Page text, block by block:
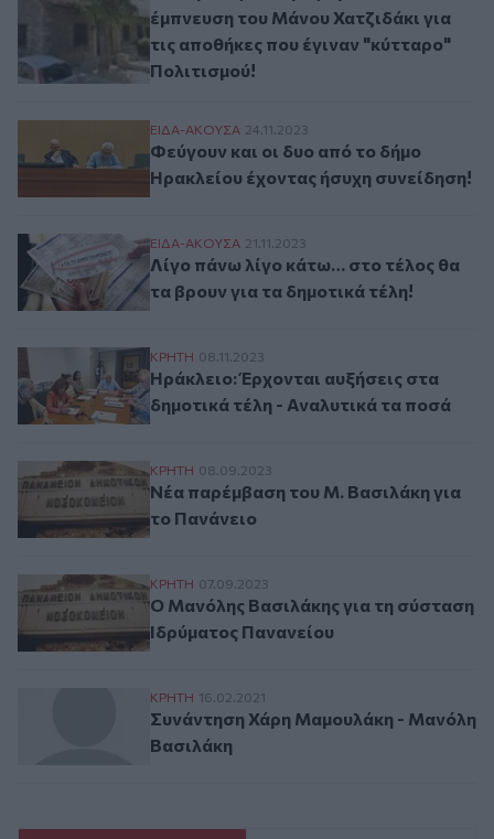
έμπνευση του Μάνου Χατζιδάκι για
τις αποθήκες που έγιναν "κύτταρο"
Πολιτισμού!
Φεύγουν και οι δυο από το δήμο
ΕΙΔΑ-ΑΚΟΥΣΑ 24.11.2023
Φεύγουν και οι δυο από το δήμο
Ηρακλείου έχοντας ήσυχη συνείδηση!
Λίγο πάνω λίγο κάτω… στο τέλος θα τα
ΕΙΔΑ-ΑΚΟΥΣΑ 21.11.2023
Λίγο πάνω λίγο κάτω… στο τέλος θα
τα βρουν για τα δημοτικά τέλη!
Ηράκλειο: Έρχονται αυξήσεις στα
ΚΡΗΤΗ 08.11.2023
Ηράκλειο: Έρχονται αυξήσεις στα
δημοτικά τέλη - Αναλυτικά τα ποσά
Νέα παρέμβαση του Μ. Βασιλάκη για το
ΚΡΗΤΗ 08.09.2023
Νέα παρέμβαση του Μ. Βασιλάκη για
το Πανάνειο
Ο Μανόλης Βασιλάκης για τη σύσταση
ΚΡΗΤΗ 07.09.2023
Ο Μανόλης Βασιλάκης για τη σύσταση
Ιδρύματος Πανανείου
Συνάντηση Χάρη Μαμουλάκη - Μανόλη
ΚΡΗΤΗ 16.02.2021
Συνάντηση Χάρη Μαμουλάκη - Μανόλη
Βασιλάκη